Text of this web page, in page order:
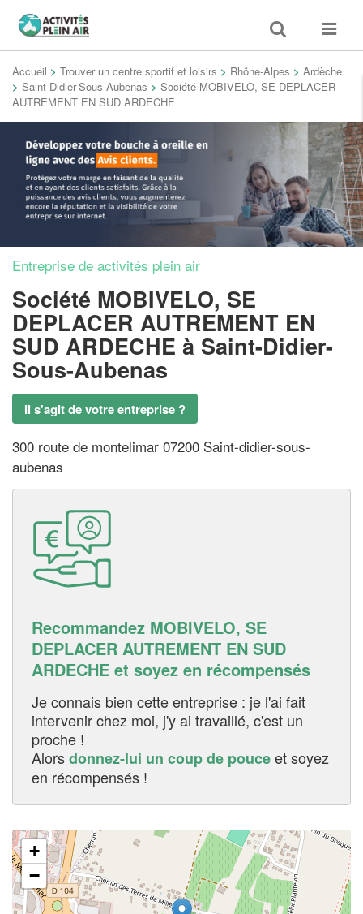
Toggle
search
Toggle
Accueil > Trouver un centre sportif et loisirs > Rhône-Alpes > Ardèche
> Saint-Didier-Sous-Aubenas > Société MOBIVELO, SE DEPLACER
AUTREMENT EN SUD ARDECHE
Entreprise de activités plein air
Société MOBIVELO, SE
DEPLACER AUTREMENT EN
SUD ARDECHE à Saint-Didier-
Sous-Aubenas
Il s'agit de votre entreprise ?
300 route de montelimar 07200 Saint-didier-sous-
aubenas
Recommandez MOBIVELO, SE
DEPLACER AUTREMENT EN SUD
ARDECHE et soyez en récompensés
Je connais bien cette entreprise : je l'ai fait
intervenir chez moi, j'y ai travaillé, c'est un
proche !
Alorsdonnez-lui un coup de pouceet soyez
en récompensés !
+
−